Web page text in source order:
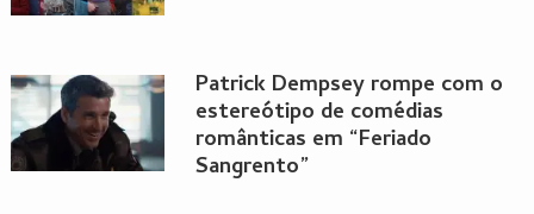
Patrick Dempsey rompe com o
estereótipo de comédias
românticas em “Feriado
Sangrento”